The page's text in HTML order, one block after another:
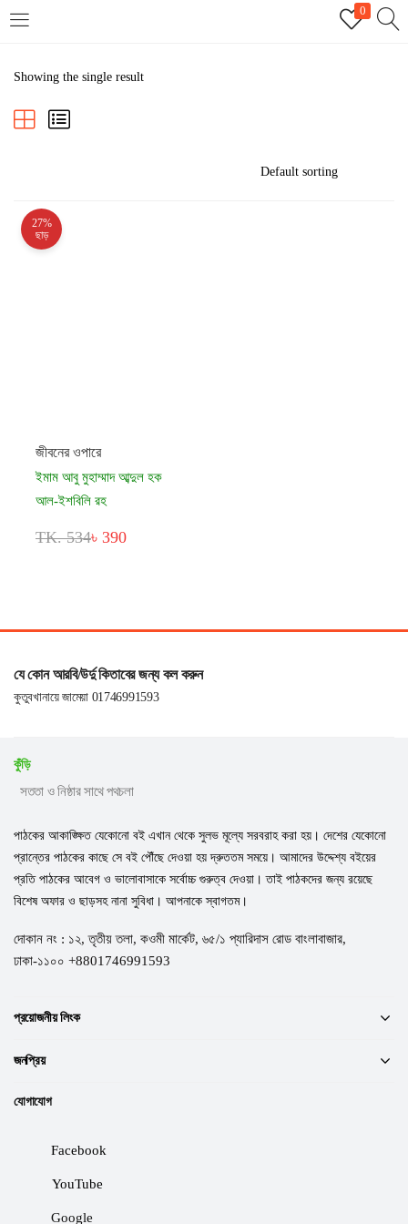
0
REGISTER
Showing the single result
27%
ছাড়
জীবনের ওপারে
ইমাম আবু মুহাম্মাদ আব্দুল হক
আল-ইশবিলি রহ
TK. 534৳ 390
যে কোন আরবি/উর্দু কিতাবের জন্য কল করুন
কুতুবখানায়ে জামেয়া 01746991593
কুঁড়ি
সততা ও নিষ্ঠার সাথে পথচলা
পাঠকের আকাঙ্ক্ষিত যেকোনো বই এখান থেকে সুলভ মূল্যে সরবরাহ করা হয়। দেশের যেকোনো
প্রান্তের পাঠকের কাছে সে বই পৌঁছে দেওয়া হয় দ্রুততম সময়ে। আমাদের উদ্দেশ্য বইয়ের
প্রতি পাঠকের আবেগ ও ভালোবাসাকে সর্বোচ্চ গুরুত্ব দেওয়া। তাই পাঠকদের জন্য রয়েছে
বিশেষ অফার ও ছাড়সহ নানা সুবিধা। আপনাকে স্বাগতম।
দোকান নং : ১২, তৃতীয় তলা, কওমী মার্কেট, ৬৫/১ প্যারিদাস রোড বাংলাবাজার,
ঢাকা-১১০০ +8801746991593
প্রয়োজনীয় লিংক
জনপ্রিয়
যোগাযোগ
Facebook
YouTube
Google